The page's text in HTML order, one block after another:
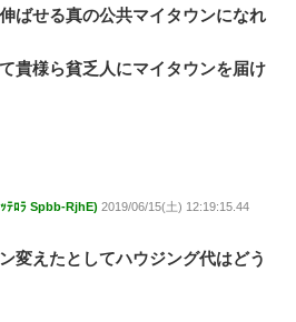
ばせる真の公共マイタウンになれ
貴様ら貧乏人にマイタウンを届け
ﾃﾛﾗ Spbb-RjhE) 2019/06/15(土) 12:19:15.44
変えたとしてハウジング代はどう